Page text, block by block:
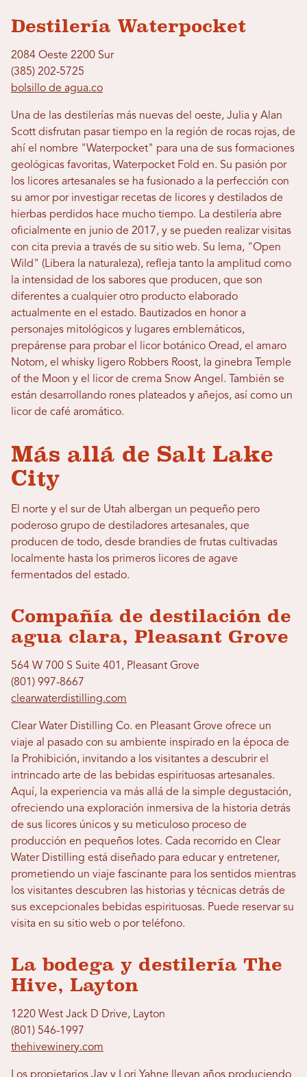
Destilería Waterpocket
2084 Oeste 2200 Sur
(385) 202-5725
bolsillo de agua.co
Una de las destilerías más nuevas del oeste, Julia y Alan
Scott disfrutan pasar tiempo en la región de rocas rojas, de
ahí el nombre "Waterpocket" para una de sus formaciones
geológicas favoritas, Waterpocket Fold en. Su pasión por
los licores artesanales se ha fusionado a la perfección con
su amor por investigar recetas de licores y destilados de
hierbas perdidos hace mucho tiempo. La destilería abre
oficialmente en junio de 2017, y se pueden realizar visitas
con cita previa a través de su sitio web. Su lema, "Open
Wild" (Libera la naturaleza), refleja tanto la amplitud como
la intensidad de los sabores que producen, que son
diferentes a cualquier otro producto elaborado
actualmente en el estado. Bautizados en honor a
personajes mitológicos y lugares emblemáticos,
prepárense para probar el licor botánico Oread, el amaro
Notom, el whisky ligero Robbers Roost, la ginebra Temple
of the Moon y el licor de crema Snow Angel. También se
están desarrollando rones plateados y añejos, así como un
licor de café aromático.
Más allá de Salt Lake
City
El norte y el sur de Utah albergan un pequeño pero
poderoso grupo de destiladores artesanales, que
producen de todo, desde brandies de frutas cultivadas
localmente hasta los primeros licores de agave
fermentados del estado.
Compañía de destilación de
agua clara, Pleasant Grove
564 W 700 S Suite 401, Pleasant Grove
(801) 997-8667
clearwaterdistilling.com
Clear Water Distilling Co. en Pleasant Grove ofrece un
viaje al pasado con su ambiente inspirado en la época de
la Prohibición, invitando a los visitantes a descubrir el
intrincado arte de las bebidas espirituosas artesanales.
Aquí, la experiencia va más allá de la simple degustación,
ofreciendo una exploración inmersiva de la historia detrás
de sus licores únicos y su meticuloso proceso de
producción en pequeños lotes. Cada recorrido en Clear
Water Distilling está diseñado para educar y entretener,
prometiendo un viaje fascinante para los sentidos mientras
los visitantes descubren las historias y técnicas detrás de
sus excepcionales bebidas espirituosas. Puede reservar su
visita en su sitio web o por teléfono.
La bodega y destilería The
Hive, Layton
1220 West Jack D Drive, Layton
(801) 546-1997
thehivewinery.com